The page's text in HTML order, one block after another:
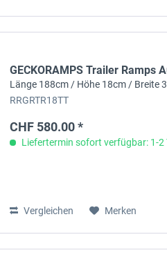
Länge 188cm / Höhe 18cm / Breite
RRGRTR18TT
CHF 580.00 *
Liefertermin sofort verfügbar: 1-2
Vergleichen Merken